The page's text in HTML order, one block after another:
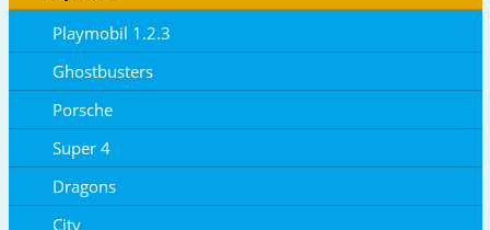
Playmobil 1.2.3
Ghostbusters
Porsche
Super 4
Dragons
City